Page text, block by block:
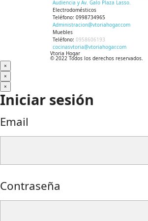
Audiencia y Av. Galo Plaza Lasso.
Electrodomésticos
Teléfono: 0998734965
Administracion@vtoriahogar.com
Muebles
Teléfono: 0958606193
cocinasvtoria@vtoriahogar.com
Vtoria Hogar
© 2022 Todos los derechos reservados.
×
×
×
Iniciar sesión
Email
Contraseña